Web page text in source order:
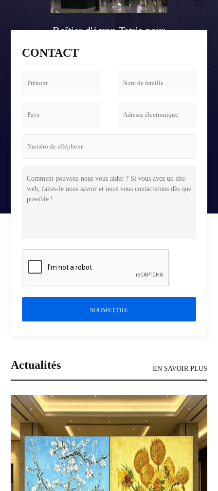
Boîtier d'écran Tetris pour
CONTACT
SOUMETTRE
Actualités EN SAVOIR PLUS